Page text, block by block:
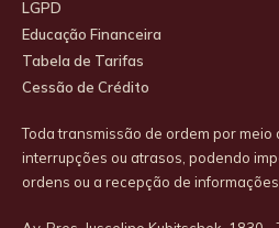
LGPD
Educação Financeira
Tabela de Tarifas
Cessão de Crédito
Toda transmissão de ordem por meio
interrupções ou atrasos, podendo
ordens ou a recepção de